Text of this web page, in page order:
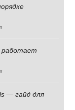
работает
— гайд для